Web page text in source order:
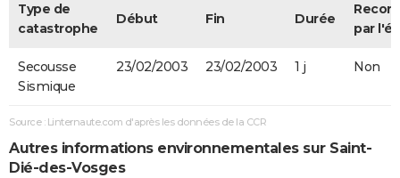
Type de
catastrophe
Début Fin Durée
par
Secousse
Sismique
23/02/2003 23/02/2003 1 j Non
Source : Linternaute.com d'après les données de la CCR
Autres informations environnementales sur Saint-
Dié-des-Vosges